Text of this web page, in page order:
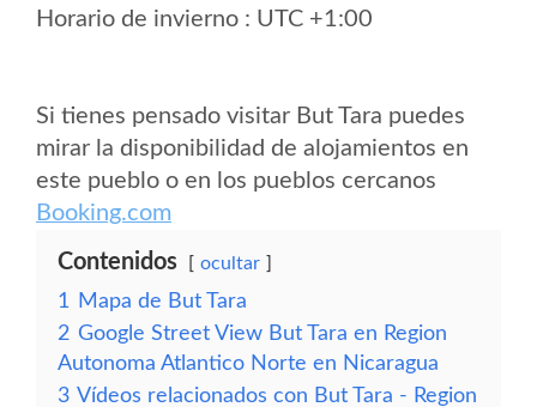
Horario de invierno : UTC +1:00
Si tienes pensado visitar But Tara puedes
mirar la disponibilidad de alojamientos en
este pueblo o en los pueblos cercanos
Booking.com
Contenidos ocultar
1
Mapa de But Tara
2 Google Street View But Tara en Region
Autonoma Atlantico Norte en Nicaragua
3 Vídeos relacionados con But Tara - Region